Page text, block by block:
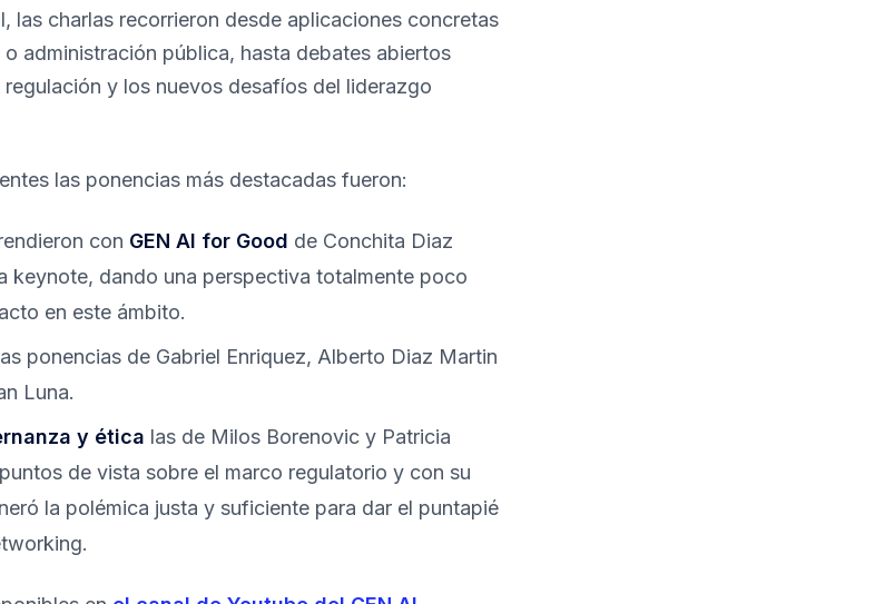
las charlas recorrieron desde aplicaciones concretas
o administración pública, hasta debates abiertos
y los nuevos desafíos del liderazgo
las ponencias más destacadas fueron:
con GEN AI for Good de Conchita Diaz
keynote, dando una perspectiva totalmente poco
en este ámbito.
ponencias de Gabriel Enriquez, Alberto Diaz Martin
Luna.
y ética las de Milos Borenovic y Patricia
de vista sobre el marco regulatorio y con su
la polémica justa y suficiente para dar el puntapié